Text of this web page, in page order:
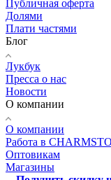
Публичная оферта
Долями
Плати частями
Блог
Лукбук
Пресса о нас
Новости
О компании
О компании
Работа в
Оптовикам
Магазины